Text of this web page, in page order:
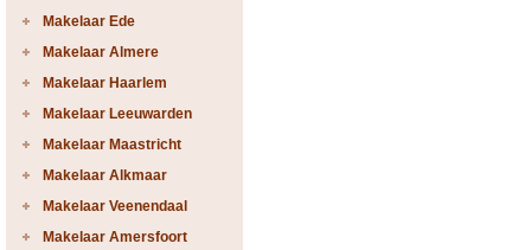
Makelaar Ede
Makelaar Almere
Makelaar Haarlem
Makelaar Leeuwarden
Makelaar Maastricht
Makelaar Alkmaar
Makelaar Veenendaal
Makelaar Amersfoort